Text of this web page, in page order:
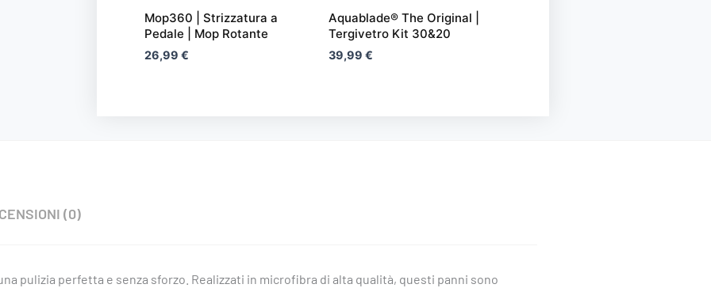
Mop360 | Strizzatura a
Pedale | Mop Rotante
26,99 €
Aquablade® The Original |
Tergivetro Kit 30&20
39,99 €
opzioni
possono
essere
(0)
pulizia perfetta e senza sforzo. Realizzati in microfibra di alta qualità, questi panni sono